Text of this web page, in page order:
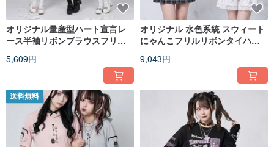
オリジナル量産型ハート宣言レ
ース半袖リボンブラウスフリル
ト JJ2570
5,609円
オリジナル 水色系統 スウィート
にゃんこフリルリボンタイハー
カー JJ2578
9,043円
送料無料